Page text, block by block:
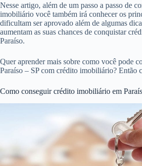
Nesse artigo, além de um passo a passo de
imobiliário você também irá conhecer os
dificultam ser aprovado além de algumas
aumentam as suas chances de conquistar
Paraíso.
Quer aprender mais sobre como você pode
Paraíso – SP com crédito imobiliário? Então
Como conseguir crédito imobiliário em